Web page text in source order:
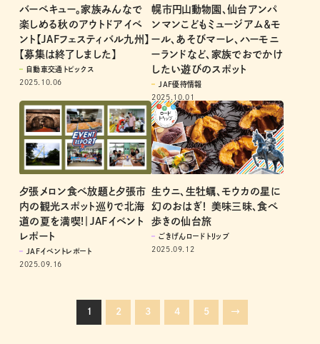
バーベキュー。家族みんなで
楽しめる秋のアウトドアイベ
ント【JAFフェスティバル九州】
【募集は終了しました】
自動車交通トピックス
2025.10.06
幌市円山動物園、仙台アンパ
ンマンこどもミュージアム＆モ
ール、あそびマーレ、ハーモニ
ーランドなど、家族でおでかけ
したい遊びのスポット
JAF優待情報
2025.10.01
夕張メロン食べ放題と夕張市
内の観光スポット巡りで北海
道の夏を満喫!｜JAFイベント
レポート
JAFイベントレポート
2025.09.16
生ウニ、生牡蠣、モウカの星に
幻のおはぎ！ 美味三昧、食べ
歩きの仙台旅
ごきげんロードトリップ
2025.09.12
1 2 3 4 5 →